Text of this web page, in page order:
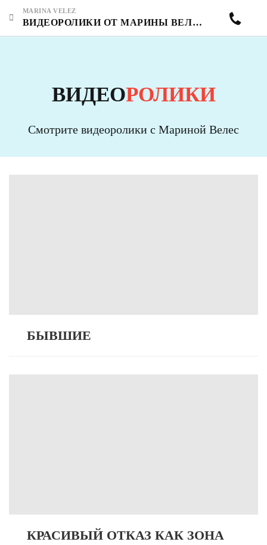
MARINA VELEZ
ВИДЕОРОЛИКИ ОТ МАРИНЫ ВЕЛЕС - СТРАНИЦА 2
ВИДЕОРОЛИКИ
Смотрите видеоролики с Мариной Велес
БЫВШИЕ
КРАСИВЫЙ ОТКАЗ КАК ЗОНА